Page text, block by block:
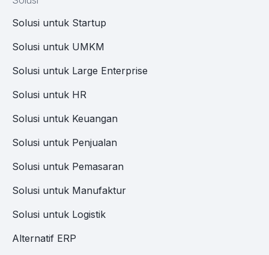
Solusi untuk Startup
Solusi untuk UMKM
Solusi untuk Large Enterprise
Solusi untuk HR
Solusi untuk Keuangan
Solusi untuk Penjualan
Solusi untuk Pemasaran
Solusi untuk Manufaktur
Solusi untuk Logistik
Alternatif ERP